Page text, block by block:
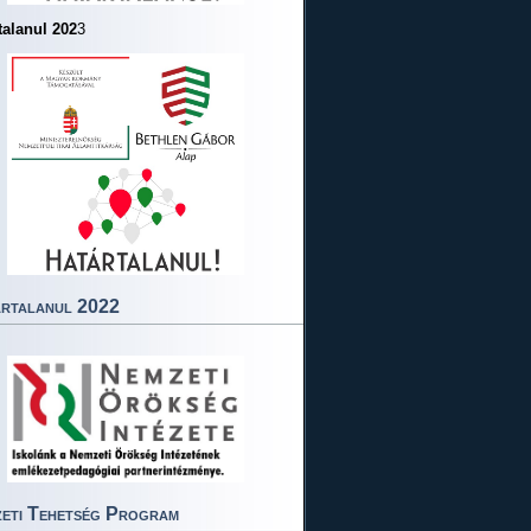
2023
2022
Tehetség Program